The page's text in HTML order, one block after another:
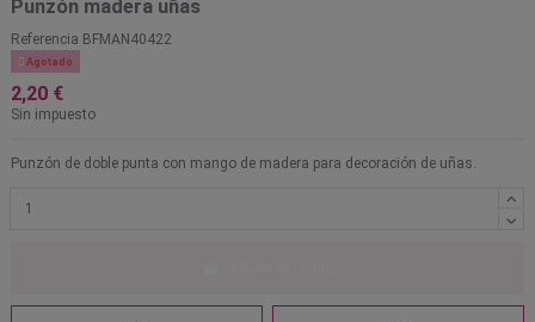
Punzón madera uñas
Referencia BFMAN40422
 Agotado
2,20 €
Sin impuesto
Punzón de doble punta con mango de madera para decoración de uñas.